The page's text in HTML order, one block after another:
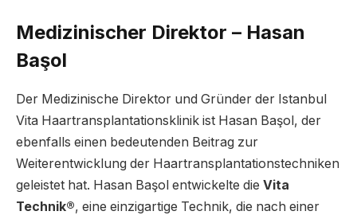
Medizinischer Direktor – Hasan
Başol
Der Medizinische Direktor und Gründer der Istanbul
Vita Haartransplantationsklinik ist Hasan Başol, der
ebenfalls einen bedeutenden Beitrag zur
Weiterentwicklung der Haartransplantationstechniken
geleistet hat. Hasan Başol entwickelte die Vita
Technik®, eine einzigartige Technik, die nach einer